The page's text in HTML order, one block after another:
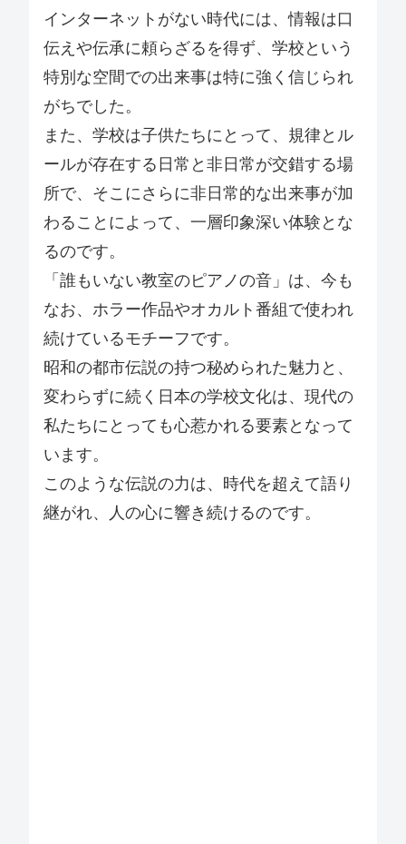
インターネットがない時代には、情報は口
伝えや伝承に頼らざるを得ず、学校という
特別な空間での出来事は特に強く信じられ
がちでした。
また、学校は子供たちにとって、規律とル
ールが存在する日常と非日常が交錯する場
所で、そこにさらに非日常的な出来事が加
わることによって、一層印象深い体験とな
るのです。
「誰もいない教室のピアノの音」は、今も
なお、ホラー作品やオカルト番組で使われ
続けているモチーフです。
昭和の都市伝説の持つ秘められた魅力と、
変わらずに続く日本の学校文化は、現代の
私たちにとっても心惹かれる要素となって
います。
このような伝説の力は、時代を超えて語り
継がれ、人の心に響き続けるのです。